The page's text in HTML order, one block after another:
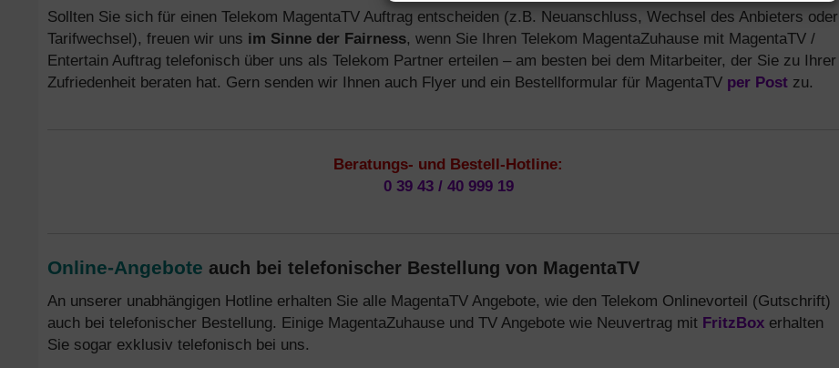
Sollten Sie sich für einen Telekom MagentaTV Auftrag entscheiden (z.B. Neuanschluss, Wechsel des Anbieters oder
Tarifwechsel), freuen wir uns im Sinne der Fairness, wenn Sie Ihren Telekom MagentaZuhause mit MagentaTV /
Entertain Auftrag telefonisch über uns als Telekom Partner erteilen – am besten bei dem Mitarbeiter, der Sie zu Ihrer
Zufriedenheit beraten hat. Gern senden wir Ihnen auch Flyer und ein Bestellformular für MagentaTV per Post zu.
Beratungs- und Bestell-Hotline:
0 39 43 / 40 999 19
Online-Angebote auch bei telefonischer Bestellung von MagentaTV
An unserer unabhängigen Hotline erhalten Sie alle MagentaTV Angebote, wie den Telekom Onlinevorteil (Gutschrift)
auch bei telefonischer Bestellung. Einige MagentaZuhause und TV Angebote wie Neuvertrag mit FritzBox erhalten
Sie sogar exklusiv telefonisch bei uns.